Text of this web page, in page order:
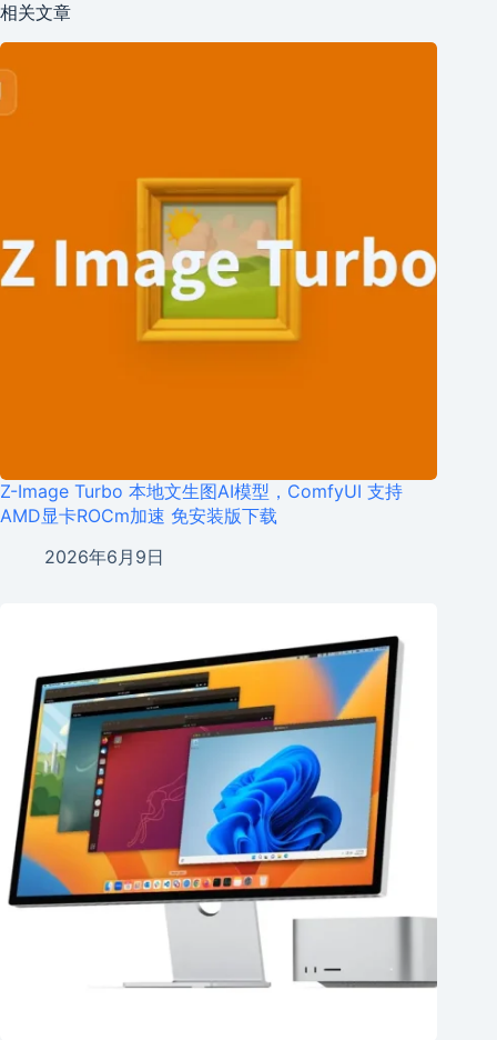
相关文章
Z-Image Turbo 本地文生图AI模型，ComfyUI 支持
AMD显卡ROCm加速 免安装版下载
2026年6月9日